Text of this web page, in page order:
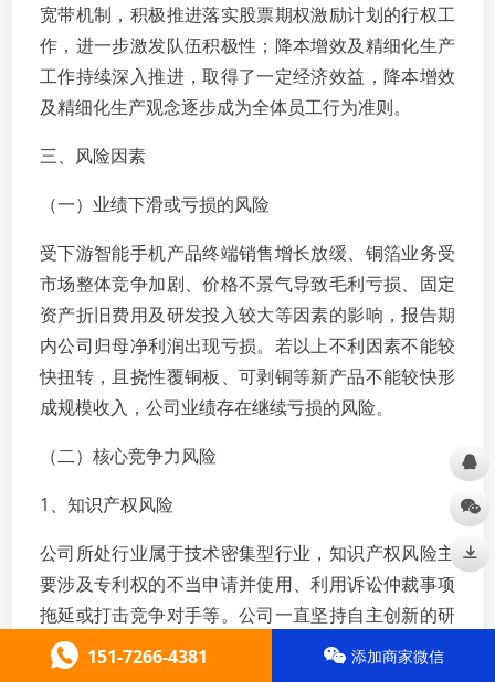
宽带机制，积极推进落实股票期权激励计划的行权工
作，进一步激发队伍积极性；降本增效及精细化生产
工作持续深入推进，取得了一定经济效益，降本增效
及精细化生产观念逐步成为全体员工行为准则。
三、风险因素
（一）业绩下滑或亏损的风险
受下游智能手机产品终端销售增长放缓、铜箔业务受
市场整体竞争加剧、价格不景气导致毛利亏损、固定
资产折旧费用及研发投入较大等因素的影响，报告期
内公司归母净利润出现亏损。若以上不利因素不能较
快扭转，且挠性覆铜板、可剥铜等新产品不能较快形
成规模收入，公司业绩存在继续亏损的风险。
（二）核心竞争力风险
1、知识产权风险
公司所处行业属于技术密集型行业，知识产权风险主
要涉及专利权的不当申请并使用、利用诉讼仲裁事项
拖延或打击竞争对手等。公司一直坚持自主创新的研
发策略，虽然公司已采取申请专利等知识产权保护措
施，但仍存在自身知识产权被侵犯的风险。与此同
151-7266-4381 添加商家微信